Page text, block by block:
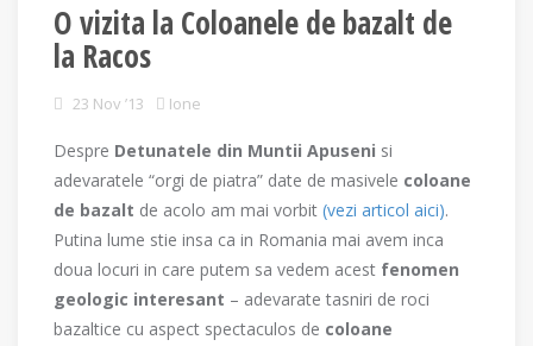
O vizita la Coloanele de bazalt de
la Racos
23 Nov ’13 Ione
Despre Detunatele din Muntii Apuseni si
adevaratele “orgi de piatra” date de masivele coloane
de bazalt de acolo am mai vorbit (vezi articol aici).
Putina lume stie insa ca in Romania mai avem inca
doua locuri in care putem sa vedem acest fenomen
geologic interesant – adevarate tasniri de roci
bazaltice cu aspect spectaculos de coloane